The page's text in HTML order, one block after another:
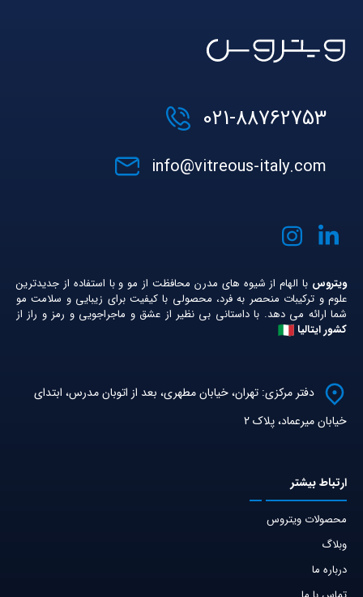
021-88762753
info@vitreous-italy.com
ویتروس با الهام از شیوه های مدرن محافظت از مو و با استفاده از جدیدترین
علوم و ترکیبات منحصر به فرد، محصولی با کیفیت برای زیبایی و سلامت مو
شما ارائه می دهد. با داستانی بی نظیر از عشق و ماجراجویی و رمز و راز از
کشور ایتالیا
دفتر مرکزی: تهران، خیابان مطهری، بعد از اتوبان مدرس، ابتدای
خیابان میرعماد، پلاک 2
ارتباط‌ بیشتر
محصولات ویتروس
وبلاگ
درباره ما